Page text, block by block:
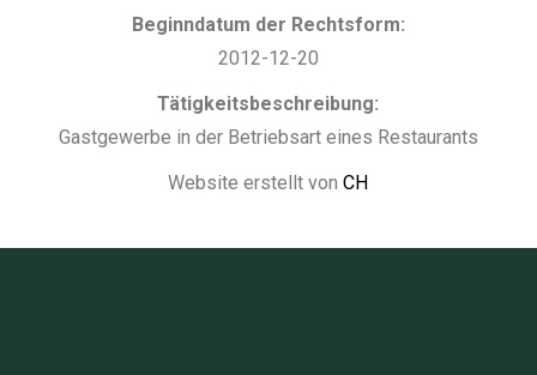
Beginndatum der Rechtsform:
2012-12-20
Tätigkeitsbeschreibung:
Gastgewerbe in der Betriebsart eines Restaurants
Website erstellt vonCH